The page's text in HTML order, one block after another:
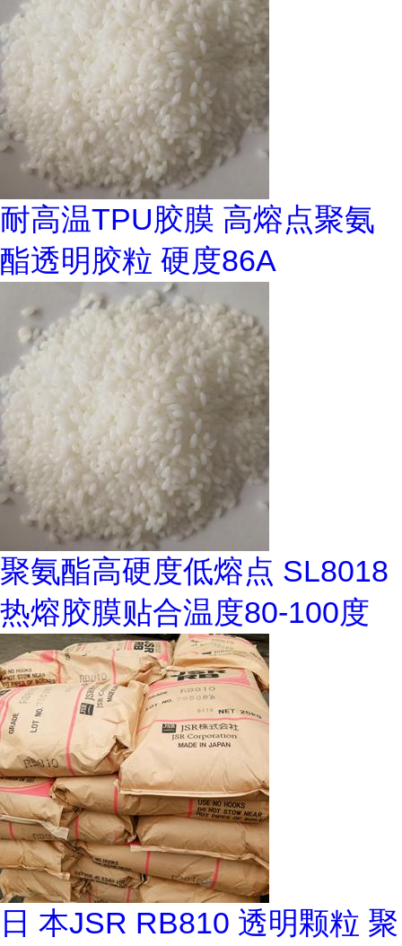
耐高温TPU胶膜 高熔点聚氨
酯透明胶粒 硬度86A
聚氨酯高硬度低熔点 SL8018
热熔胶膜贴合温度80-100度
日 本JSR RB810 透明颗粒 聚